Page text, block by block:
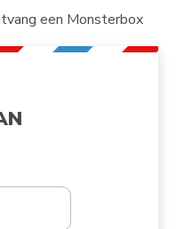
een Monsterbox